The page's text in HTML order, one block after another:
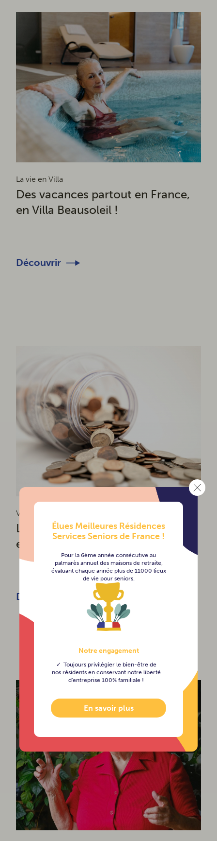
Élues Meilleures Résidences
Services Seniors de France !
Pour la 6ème année consécutive au
palmarès annuel des maisons de retraite,
évaluant chaque année plus de 11000 lieux
de vie pour seniors.
Notre engagement
Toujours privilégier le bien-être de
nos résidents en conservant notre liberté
d'entreprise 100% familiale !
En savoir plus
La vie en Villa
Des vacances partout en France,
en Villa Beausoleil !
Découvrir
Votre projet
Les aides financières pour
emménager en EHPAD
Découvrir